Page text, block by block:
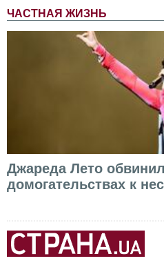
ЧАСТНАЯ ЖИЗНЬ
Джареда Лето
домогательствах к